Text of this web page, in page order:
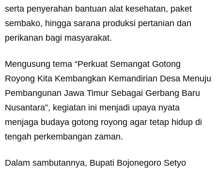
serta penyerahan bantuan alat kesehatan, paket
sembako, hingga sarana produksi pertanian dan
perikanan bagi masyarakat.
Mengusung tema “Perkuat Semangat Gotong
Royong Kita Kembangkan Kemandirian Desa Menuju
Pembangunan Jawa Timur Sebagai Gerbang Baru
Nusantara”, kegiatan ini menjadi upaya nyata
menjaga budaya gotong royong agar tetap hidup di
tengah perkembangan zaman.
Dalam sambutannya, Bupati Bojonegoro Setyo